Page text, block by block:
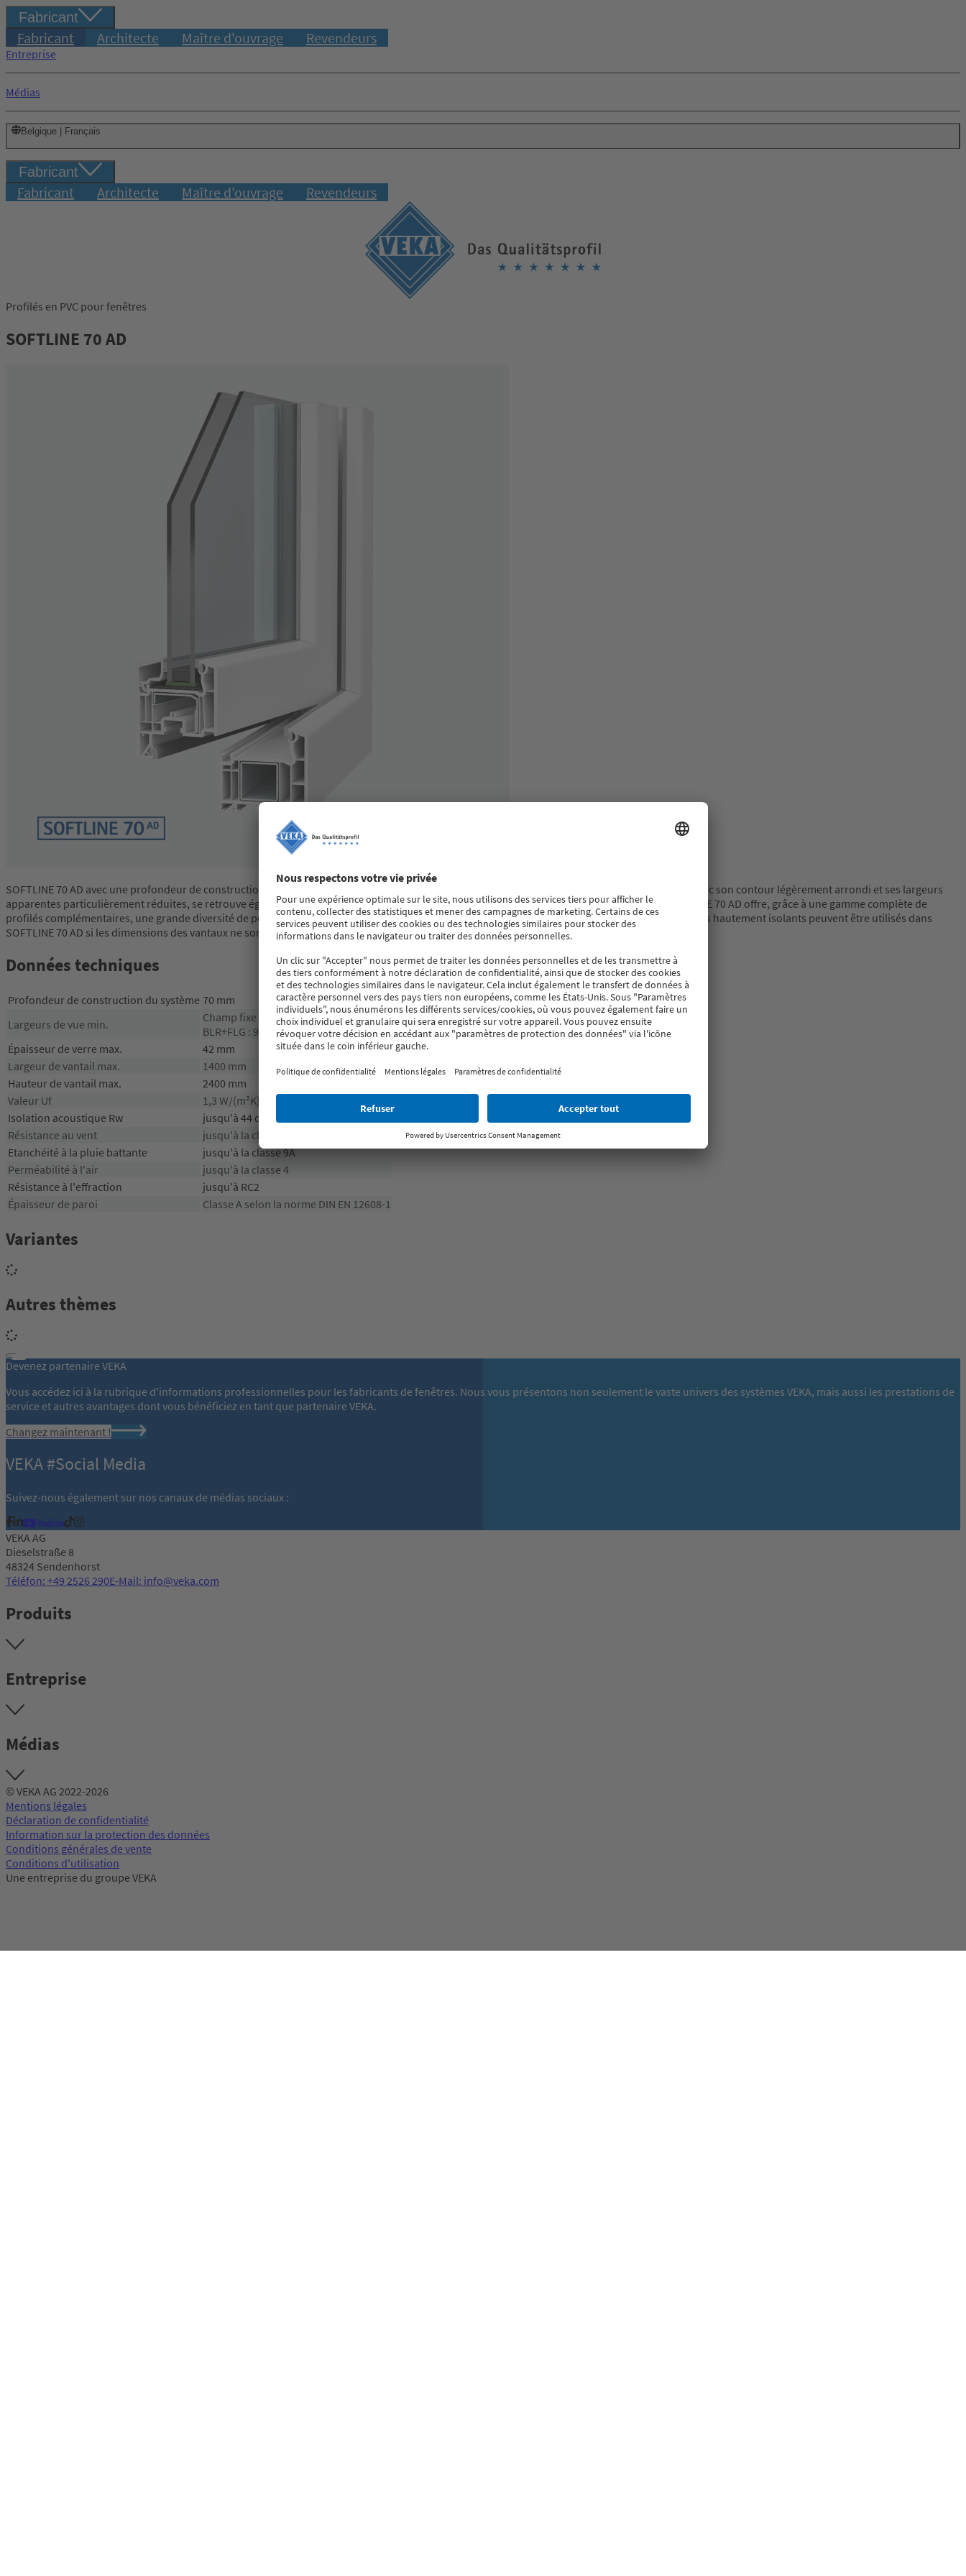
Fabricant
Fabricant Architecte Maître d'ouvrage Revendeurs
Entreprise
Médias
Belgique | Français
Fabricant
Fabricant Architecte Maître d'ouvrage Revendeurs
Connexion
Profilés en PVC pour fenêtres
SOFTLINE 70 AD
SOFTLINE 70 AD avec une profondeur de construction de base de 70 mm est le classique de la gamme de profilés VEKA. Son design intemporel, avec son contour légèrement arrondi et ses largeurs
apparentes particulièrement réduites, se retrouve également dans les générations de profilés suivantes. Comme tous les systèmes VEKA, SOFTLINE 70 AD offre, grâce à une gamme complète de
profilés complémentaires, une grande diversité de possibilités de construction pour une fabrication efficace des fenêtres. Même les triples vitrages hautement isolants peuvent être utilisés dans
SOFTLINE 70 AD si les dimensions des vantaux ne sont pas trop grandes.
Données techniques
Profondeur de construction du système 70 mm
Largeurs de vue min.
Champ fixe : 58 mm
BLR+FLG : 99 mm
Épaisseur de verre max.
42 mm
Largeur de vantail max.
1400 mm
Hauteur de vantail max.
2400 mm
Valeur Uf
1,3 W/(m²K)
Isolation acoustique Rw
jusqu'à 44 dB
Résistance au vent
jusqu'à la classe B5
Etanchéité à la pluie battante
jusqu'à la classe 9A
Perméabilité à l'air
jusqu'à la classe 4
Résistance à l'effraction
jusqu'à RC2
Épaisseur de paroi
Classe A selon la norme DIN EN 12608-1
Variantes
Autres thèmes
Devenez partenaire VEKA
Vous accédez ici à la rubrique d'informations professionnelles pour les fabricants de fenêtres. Nous vous présentons non seulement le vaste univers des systèmes VEKA, mais aussi les prestations de
service et autres avantages dont vous bénéficiez en tant que partenaire VEKA.
Changez maintenant !
VEKA #Social Media
Suivez-nous également sur nos canaux de médias sociaux :
VEKA AG
Dieselstraße 8
48324 Sendenhorst
Téléfon: +49 2526 290E-Mail: info@veka.com
Produits
Entreprise
Médias
© VEKA AG 2022-2026
Mentions légales
Déclaration de confidentialité
Information sur la protection des données
Conditions générales de vente
Conditions d'utilisation
Une entreprise du groupe VEKA